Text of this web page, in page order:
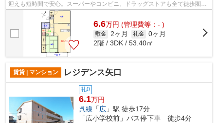
迎えも短時間で安心。スーパーやコンビニ、ドラッグストアも全て徒歩圏内
にあり、毎日の買い物にも便利な物件...
6.6万円 (管理費等：- )
敷金 2ヶ月 礼金 0ヶ月
2階 / 3DK / 53.40㎡
賃貸 | マンション レジデンス矢口
礼0
6.1万円
呉線 「広 」駅 徒歩17分
「広小学校前」バス停下車 徒歩4分